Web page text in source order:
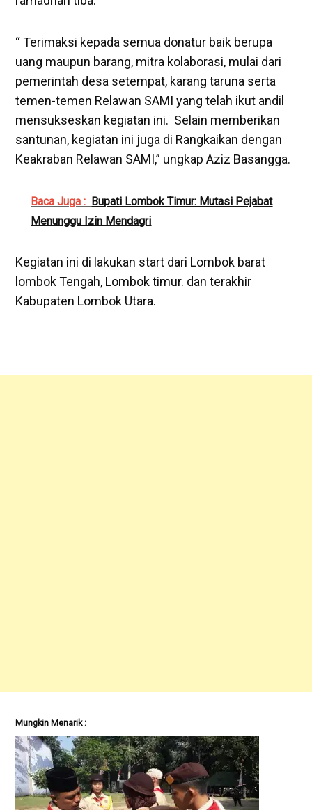
“ Terimaksi kepada semua donatur baik berupa
uang maupun barang, mitra kolaborasi, mulai dari
pemerintah desa setempat, karang taruna serta
temen-temen Relawan SAMI yang telah ikut andil
mensukseskan kegiatan ini. Selain memberikan
santunan, kegiatan ini juga di Rangkaikan dengan
Keakraban Relawan SAMI,” ungkap Aziz Basangga.
Baca Juga : Bupati Lombok Timur: Mutasi Pejabat
Menunggu Izin Mendagri
Kegiatan ini di lakukan start dari Lombok barat
lombok Tengah, Lombok timur. dan terakhir
Kabupaten Lombok Utara.
Mungkin Menarik :